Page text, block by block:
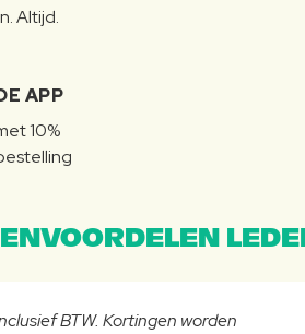
Altijd.
APP
10%
BTW. Kortingen worden